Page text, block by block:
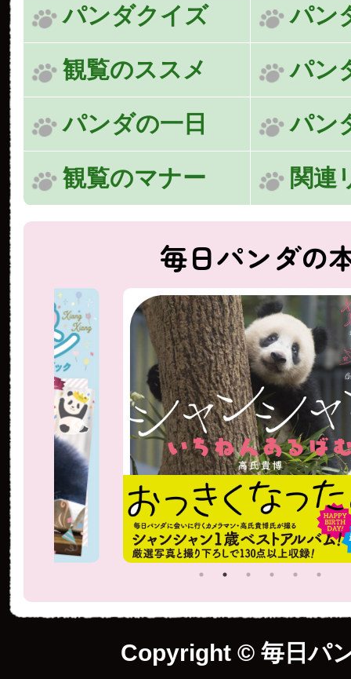
パンダクイズ パン
観覧のススメ パン
パンダの一日 パン
観覧のマナー 関連
毎日パンダの
Copyright © 毎日パ